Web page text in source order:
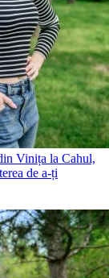
Vinița la Cahul,
de a-ți